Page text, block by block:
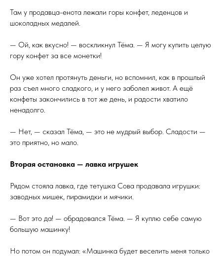
Там у продавца-енота лежали горы конфет, леденцов и
шоколадных медалей.
— Ой, как вкусно! — воскликнул Тёма. — Я могу купить целую
гору конфет за все монетки!
Он уже хотел протянуть деньги, но вспомнил, как в прошлый
раз съел много сладкого, и у него заболел живот. А ещё
конфеты закончились в тот же день, и радости хватило
ненадолго.
— Нет, — сказал Тёма, — это не мудрый выбор. Сладости —
это приятно, но мало.
Вторая остановка — лавка игрушек
Рядом стояла лавка, где тетушка Сова продавала игрушки:
заводных мишек, пирамидки и мячики.
— Вот это да! — обрадовался Тёма. — Я куплю себе самую
большую машинку!
Но потом он подумал: «Машинка будет веселить меня только